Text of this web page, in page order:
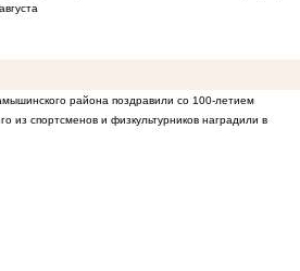
района поздравили со 100-летием
из спортсменов и физкультурников наградили в